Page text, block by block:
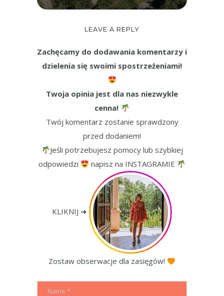
LEAVE A REPLY
Zachęcamy do dodawania komentarzy i
dzielenia się swoimi spostrzeżeniami!
Twoja opinia jest dla nas niezwykle
cenna!
Twój komentarz zostanie sprawdzony
przed dodaniem!
Jeśli potrzebujesz pomocy lub szybkiej
odpowiedzi
napisz na INSTAGRAMIE
KLIKNIJ ➜
Zostaw obserwacje dla zasięgów!